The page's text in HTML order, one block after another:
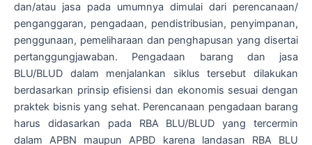
dan/atau jasa pada umumnya dimulai dari perencanaan/
penganggaran, pengadaan, pendistribusian, penyimpanan,
penggunaan, pemeliharaan dan penghapusan yang disertai
pertanggungjawaban. Pengadaan barang dan jasa
BLU/BLUD dalam menjalankan siklus tersebut dilakukan
berdasarkan prinsip efisiensi dan ekonomis sesuai dengan
praktek bisnis yang sehat. Perencanaan pengadaan barang
harus didasarkan pada RBA BLU/BLUD yang tercermin
dalam APBN maupun APBD karena landasan RBA BLU